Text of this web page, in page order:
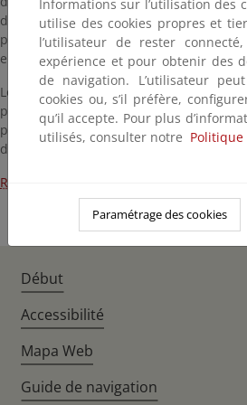
de transporte, distribución,
procedimientos de autorización de
eléctrica.
Los datos relativos a las instalaciones
primera del registro
producción de energía eléctrica
del siguiente enlace:
Registro de instalaciones
Informations sur l’utilisation des
utilise des cookies propres et
l’utilisateur de rester
expérience et pour obtenir des
de navigation. L’utilisateur
cookies ou, s’il préfère,
qu’il accepte. Pour plus
utilisés, consulter notre Politique
Paramétrage des cookies
Début
Accessibilité
Mapa Web
Guide de navigation